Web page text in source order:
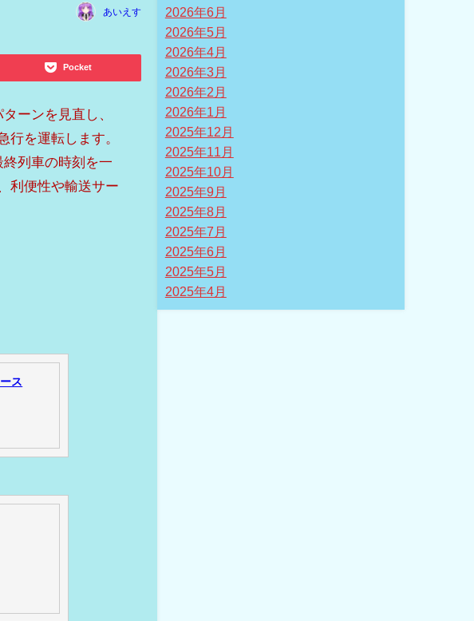
あいえす
Pocket
ーンを見直し、
行を運転します。
列車の時刻を一
利便性や輸送サー
ス
2026年6月
2026年5月
2026年4月
2026年3月
2026年2月
2026年1月
2025年12月
2025年11月
2025年10月
2025年9月
2025年8月
2025年7月
2025年6月
2025年5月
2025年4月